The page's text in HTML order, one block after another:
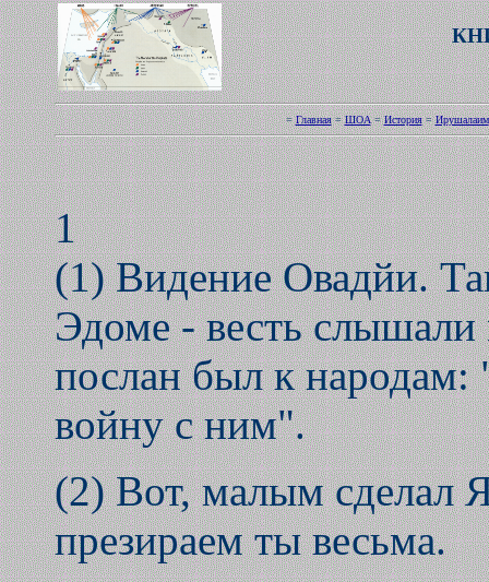
=Главная=ШОА=История=Ирушалаим
1
(1) Видение Овадйи.
Эдоме - весть
послан был к народам:
войну с ним".
(2) Вот, малым сделал
презираем ты весьма.